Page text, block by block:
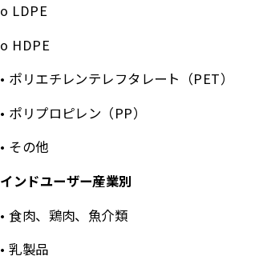
o LDPE
o HDPE
• ポリエチレンテレフタレート（PET）
• ポリプロピレン（PP）
• その他
インドユーザー産業別
• 食肉、鶏肉、魚介類
• 乳製品